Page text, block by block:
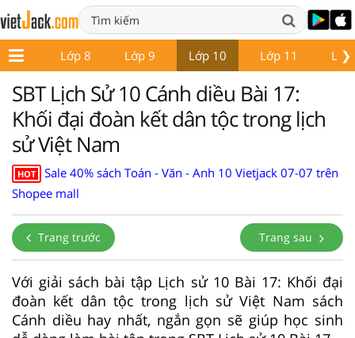
❯
7 Lớp 8 Lớp 9 Lớp 10 Lớp 11
SBT Lịch Sử 10 Cánh diều Bài 17:
Khối đại đoàn kết dân tộc trong lịch
sử Việt Nam
HOT
Sale 40% sách Toán - Văn - Anh 10 Vietjack 07-07 trên
Shopee mall
Trang trước Trang sau
Với giải sách bài tập Lịch sử 10 Bài 17: Khối đại
đoàn kết dân tộc trong lịch sử Việt Nam sách
Cánh diều hay nhất, ngắn gọn sẽ giúp học sinh